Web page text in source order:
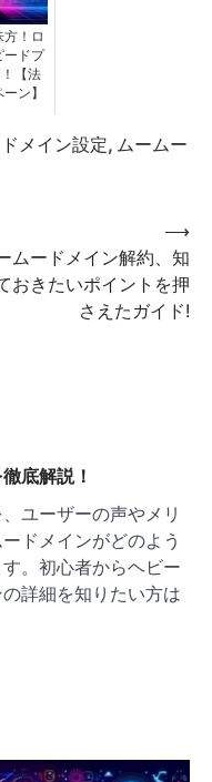
！ロ
ードプ
【法
ン】
ドメイン設定, ムームー
ムードメイン解約、知
おきたいポイントを押
さえたガイド!
⟶
底解説！
ユーザーの声やメリ
ドメインがどのよう
。初心者からヘビー
詳細を知りたい方は